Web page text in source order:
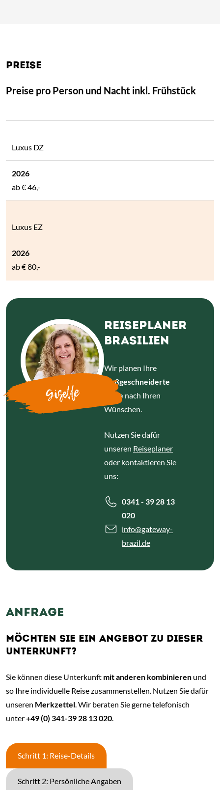
PREISE
Preise pro Person und Nacht inkl. Frühstück
Luxus DZ
ab€ 46,-
Luxus EZ
ab€ 80,-
Giselle
REISEPLANER
BRASILIEN
Wir planen Ihre
maßgeschneiderte
Reise nach Ihren
Wünschen.
Nutzen Sie dafür
unseren Reiseplaner
oder kontaktieren Sie
uns:
0341 - 39 28 13
020
info@gateway-
brazil.de
ANFRAGE
MÖCHTEN SIE EIN ANGEBOT ZU DIESER
UNTERKUNFT?
Sie können diese Unterkunft mit anderen kombinieren und
so Ihre individuelle Reise zusammenstellen. Nutzen Sie dafür
unseren Merkzettel . Wir beraten Sie gerne telefonisch
unter+49 (0) 341-39 28 13 020
Schritt 1: Reise-Details
Schritt 2: Persönliche Angaben